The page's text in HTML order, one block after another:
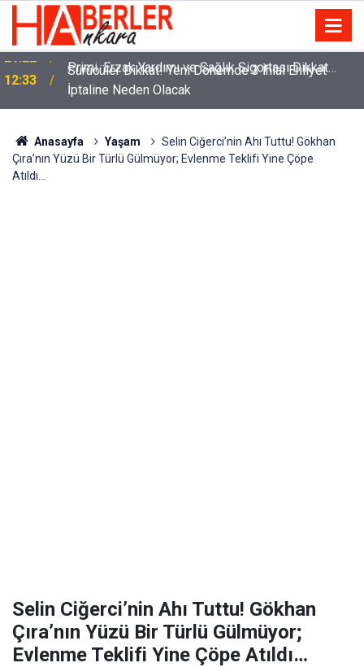
12:33
Sürücüler Dikkat! Yeni Dönemde 3 İhlal Ehliyet
İptaline Neden Olacak
Anasayfa Yaşam
Selin Ciğerci’nin Ahı Tuttu! Gökhan
Çıra’nın Yüzü Bir Türlü Gülmüyor; Evlenme Teklifi Yine Çöpe
Atıldı…
Selin Ciğerci’nin Ahı Tuttu! Gökhan
Çıra’nın Yüzü Bir Türlü Gülmüyor;
Evlenme Teklifi Yine Çöpe Atıldı…